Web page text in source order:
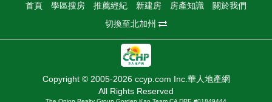
首頁 學區搜房 推薦經紀 新建房 房產知識
關於我們
切換至北加州
Copyright © 2005-2026 ccyp.com Inc.華人地產網
All Rights Reserved